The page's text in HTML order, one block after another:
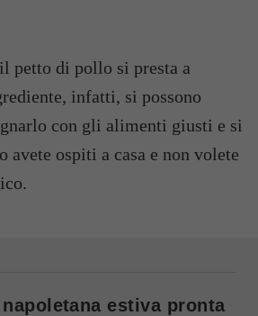
petto di pollo si presta a
infatti, si possono
con gli alimenti giusti e si
avete ospiti a casa e non volete
estiva pronta